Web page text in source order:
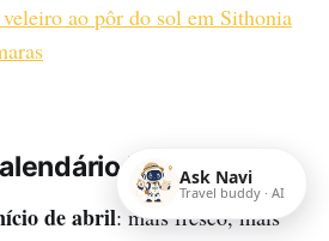
veleiro ao pôr do sol em Sithonia
honesto
de abril: mais fresco, mais
Ask Navi
Travel buddy · AI